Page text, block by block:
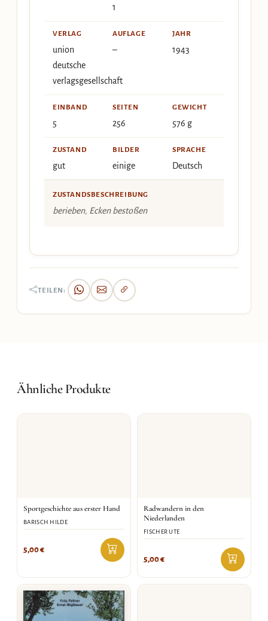
1
VERLAG
union
deutsche
verlagsgesellschaft
AUFLAGE
–
JAHR
1943
EINBAND
5
SEITEN
256
GEWICHT
576 g
ZUSTAND
gut
BILDER
einige
SPRACHE
Deutsch
ZUSTANDSBESCHREIBUNG
berieben, Ecken bestoßen
TEILEN:
Ähnliche Produkte
Sportgeschichte aus erster Hand
BARISCH HILDE
5,00€
Radwandern in den
Niederlanden
FISCHER UTE
5,00€